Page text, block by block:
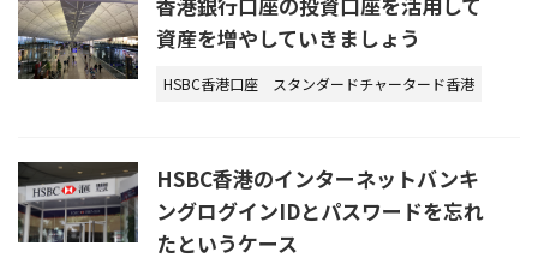
資産を増やしていきましょう
HSBC香港口座 スタンダードチャータード香港
HSBC香港のインターネットバンキ
ングログインIDとパスワードを忘れ
たというケース